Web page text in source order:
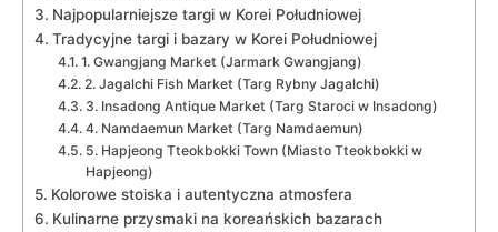
Najpopularniejsze targi w Korei Południowej
Tradycyjne targi ‌i bazary w Korei Południowej
1.​ Gwangjang Market⁤ (Jarmark Gwangjang)
2. Jagalchi Fish Market (Targ Rybny Jagalchi)
3. ‌Insadong Antique Market (Targ‌ Staroci w Insadong)
4.⁢ Namdaemun Market ⁣(Targ⁣ Namdaemun)
5. Hapjeong Tteokbokki ⁣Town⁤ (Miasto Tteokbokki w
Hapjeong)
Kolorowe stoiska i autentyczna atmosfera
Kulinarne przysmaki na⁣ koreańskich⁤ bazarach